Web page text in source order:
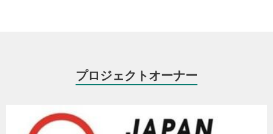
緊急医療、食料、給水、生活必需品（NFI）の配布などを中心に、
その他現地で求められる支援を多面的に行う予定です。
ございます。」（チダさん（仮名/ 45歳、主婦）より）
支援に。今後はシェルターの支援も（2025年4月28日更
プロジェクトオーナー